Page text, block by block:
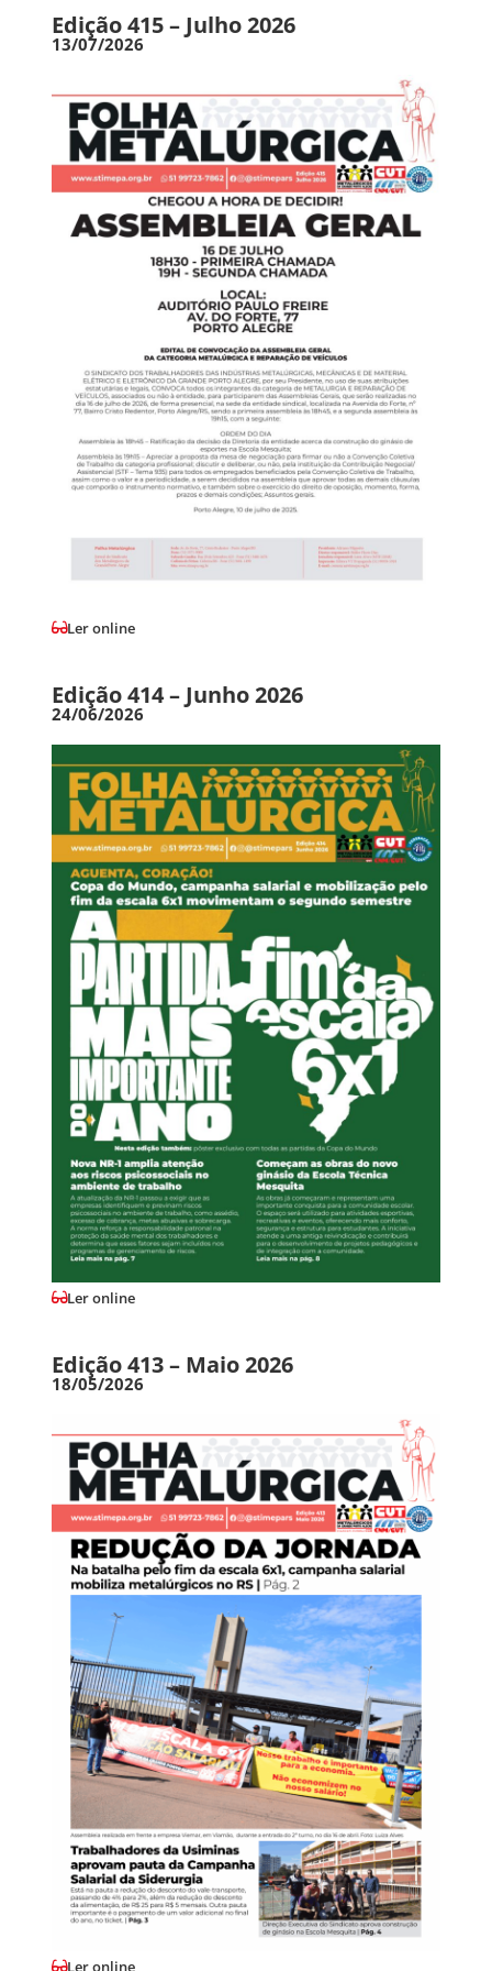
Edição 415 – Julho 2026
13/07/2026
Ler online
Edição 414 – Junho 2026
24/06/2026
Ler online
Edição 413 – Maio 2026
18/05/2026
Ler online